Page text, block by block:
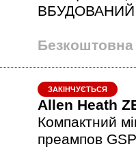
Безкоштовна
ЗАКІНЧУЄТЬСЯ
Allen Heath
Компактний
преампов